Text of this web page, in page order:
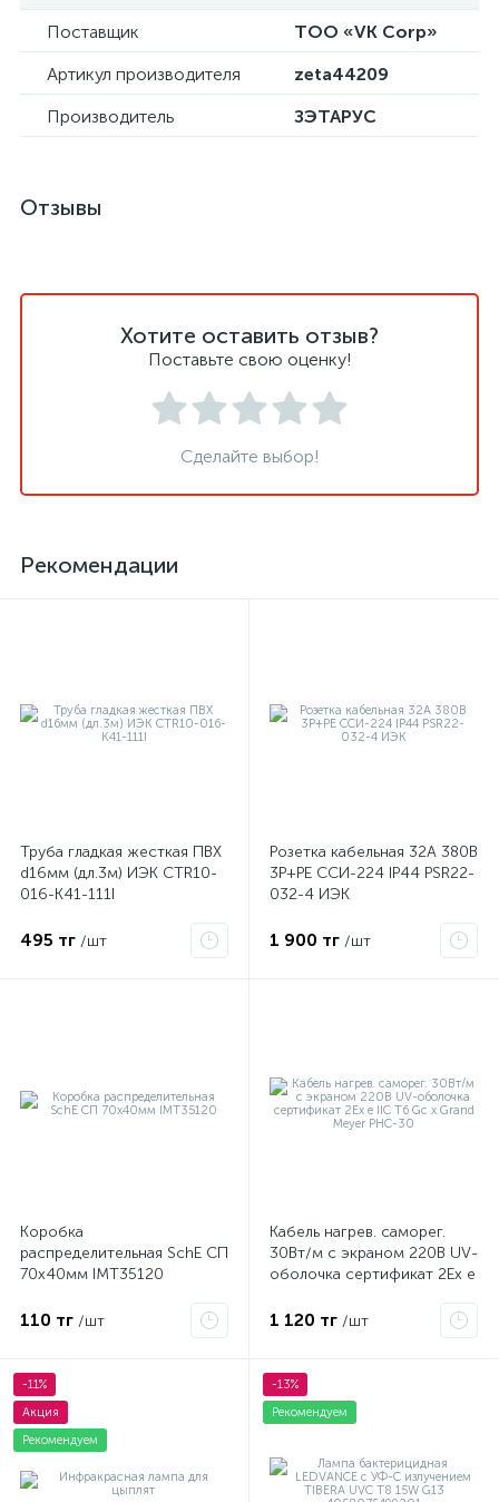
Поставщик
ТОО «VK Corp»
Артикул производителя
zeta44209
Производитель
ЗЭТАРУС
Отзывы
Хотите оставить отзыв?
Поставьте свою оценку!
Сделайте выбор!
Рекомендации
Труба гладкая жесткая ПВХ
d16мм (дл.3м) ИЭК CTR10-
016-K41-111I
495 тг /шт
Розетка кабельная 32А 380В
3P+PЕ ССИ-224 IP44 PSR22-
032-4 ИЭК
1 900 тг /шт
Коробка
распределительная SchE СП
70х40мм IMT35120
110 тг /шт
Кабель нагрев. саморег.
30Вт/м с экраном 220В UV-
оболочка сертификат 2Ex e
PHC-30
1 120 тг /шт
-11%
Акция
Рекомендуем
-13%
Рекомендуем